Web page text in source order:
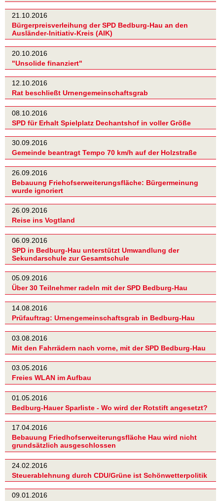
21.10.2016
Bürgerpreisverleihung der SPD Bedburg-Hau an den
Ausländer-Initiativ-Kreis (AIK)
20.10.2016
"Unsolide finanziert"
12.10.2016
Rat beschließt Urnengemeinschaftsgrab
08.10.2016
SPD für Erhalt Spielplatz Dechantshof in voller Größe
30.09.2016
Gemeinde beantragt Tempo 70 km/h auf der Holzstraße
26.09.2016
Bebauung Friehofserweiterungsfläche: Bürgermeinung
wurde ignoriert
26.09.2016
Reise ins Vogtland
06.09.2016
SPD in Bedburg-Hau unterstützt Umwandlung der
Sekundarschule zur Gesamtschule
05.09.2016
Über 30 Teilnehmer radeln mit der SPD Bedburg-Hau
14.08.2016
Prüfauftrag: Urnengemeinschaftsgrab in Bedburg-Hau
03.08.2016
Mit den Fahrrädern nach vorne, mit der SPD Bedburg-Hau
03.05.2016
Freies WLAN im Aufbau
01.05.2016
Bedburg-Hauer Sparliste - Wo wird der Rotstift angesetzt?
17.04.2016
Bebauung Friedhofserweiterungsfläche Hau wird nicht
grundsätzlich ausgeschlossen
24.02.2016
Steuerablehnung durch CDU/Grüne ist Schönwetterpolitik
09.01.2016